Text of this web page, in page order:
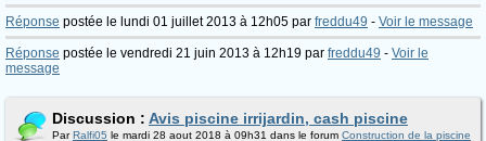
Réponse postée le lundi 01 juillet 2013 à 12h05 par freddu49 - Voir le message
Réponse postée le vendredi 21 juin 2013 à 12h19 par freddu49 - Voir le
message
Discussion : Avis piscine irrijardin, cash piscine
ParRalfi05 le mardi 28 aout 2018 à 09h31 dans le forum Construction de la piscine